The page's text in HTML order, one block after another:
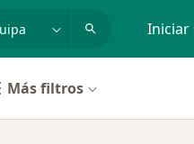
Iniciar
Más filtros